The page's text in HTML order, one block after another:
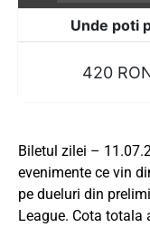
Unde poti
420
Biletul zilei –
evenimente ce vin
pe dueluri din
League. Cota totala